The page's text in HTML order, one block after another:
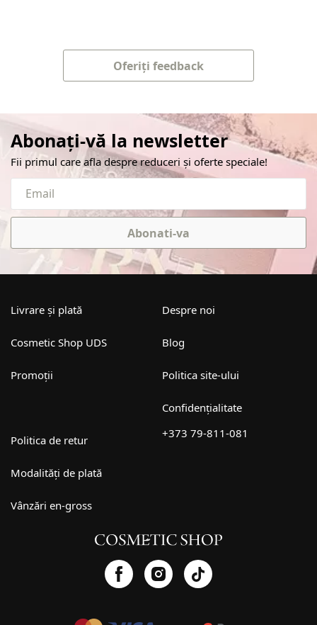
Oferiți feedback
Abonați-vă la newsletter
Fii primul care afla despre reduceri și oferte speciale!
Abonati-va
Livrare și plată
Cosmetic Shop UDS
Promoții
Despre noi
Blog
Politica site-ului
Confidențialitate
Politica de retur
Modalități de plată
Vânzări en-gross
+373 79-811-081